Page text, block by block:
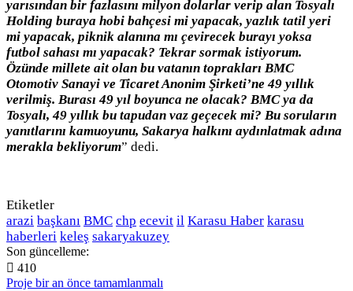
yarısından bir fazlasını milyon dolarlar verip alan Tosyalı
Holding buraya hobi bahçesi mi yapacak, yazlık tatil yeri
mi yapacak, piknik alanına mı çevirecek burayı yoksa
futbol sahası mı yapacak? Tekrar sormak istiyorum.
Özünde millete ait olan bu vatanın toprakları BMC
Otomotiv Sanayi ve Ticaret Anonim Şirketi’ne 49 yıllık
verilmiş. Burası 49 yıl boyunca ne olacak? BMC ya da
Tosyalı, 49 yıllık bu tapudan vaz geçecek mi? Bu soruların
yanıtlarını kamuoyunu, Sakarya halkını aydınlatmak adına
merakla bekliyorum” dedi.
Etiketler
arazi başkanı BMC chp ecevit il Karasu Haber karasu
haberleri keleş sakaryakuzey
Son güncelleme:
410
Proje bir an önce tamamlanmalı